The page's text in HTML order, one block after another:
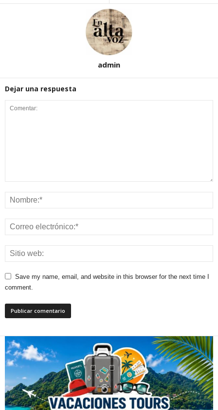
admin
Dejar una respuesta
Save my name, email, and website in this browser for the next time I
comment.